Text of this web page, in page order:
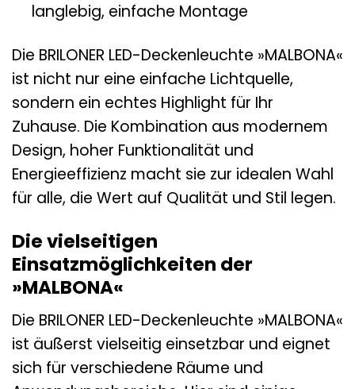
langlebig, einfache Montage
Die BRILONER LED-Deckenleuchte »MALBONA«
ist nicht nur eine einfache Lichtquelle,
sondern ein echtes Highlight für Ihr
Zuhause. Die Kombination aus modernem
Design, hoher Funktionalität und
Energieeffizienz macht sie zur idealen Wahl
für alle, die Wert auf Qualität und Stil legen.
Die vielseitigen
Einsatzmöglichkeiten der
»MALBONA«
Die BRILONER LED-Deckenleuchte »MALBONA«
ist äußerst vielseitig einsetzbar und eignet
sich für verschiedene Räume und